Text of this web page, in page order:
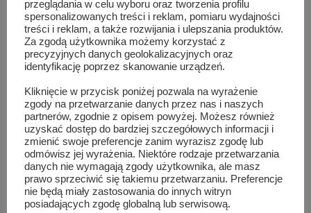
Kandydaci zakwalifikowani zostaną powiadomieni o
terminie rozmowy wstępnej. Oferty odrzucone zostaną
komisyjnie zniszczone, lub mogą być odebrane w
terminie do dnia 15 sierpnia 2012 roku w pok. Nr 11.
Dodatkowe informacje można uzyskać pod nr telefonu
48 617 86 36. Urząd Miejski w Szydłowcu w miesiącu
poprzedzającym upublicznienie ogłoszenia o konkursie
nie posiadał co najmniej 6% wskaźnika zatrudnienia
osób niepełnosprawnych, w rozumieniu przepisów o
rehabilitacji zawodowej i społecznej oraz zatrudnieniu
osób niepełnosprawnych.
przeglądania w celu wyboru oraz tworzenia profilu
spersonalizowanych treści i reklam, pomiaru wydajności
treści i reklam, a także rozwijania i ulepszania produktów.
Za zgodą użytkownika możemy korzystać z
precyzyjnych danych geolokalizacyjnych oraz
identyfikację poprzez skanowanie urządzeń.
Kliknięcie w przycisk poniżej pozwala na wyrażenie
zgody na przetwarzanie danych przez nas i naszych
partnerów, zgodnie z opisem powyżej. Możesz również
uzyskać dostęp do bardziej szczegółowych informacji i
zmienić swoje preferencje zanim wyrazisz zgodę lub
odmówisz jej wyrażenia. Niektóre rodzaje przetwarzania
danych nie wymagają zgody użytkownika, ale masz
prawo sprzeciwić się takiemu przetwarzaniu. Preferencje
nie będą miały zastosowania do innych witryn
posiadających zgodę globalną lub serwisową.